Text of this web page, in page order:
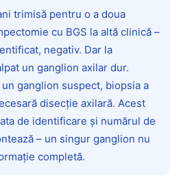
trimisă pentru o a doua
cu BGS la altă clinică –
negativ. Dar la
un ganglion axilar dur.
ganglion suspect, biopsia a
disecție axilară. Acest
de identificare și numărul de
– un singur ganglion nu
completă.